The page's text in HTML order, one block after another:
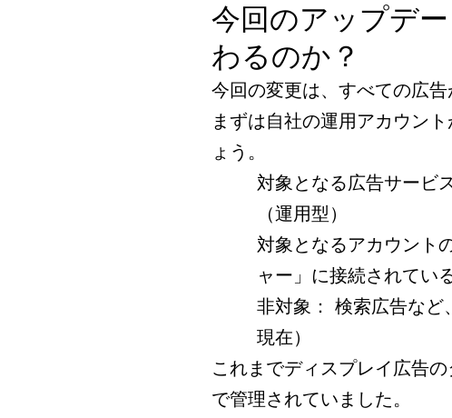
今回のアップデ
わるのか？
今回の変更は、すべての広告
まずは自社の運用アカウン
ょう。
対象となる広告サービ
（運用型）
対象となるアカウント
ャー」に接続されてい
非対象： 検索広告など
現在）
これまでディスプレイ広告
で管理されていました。